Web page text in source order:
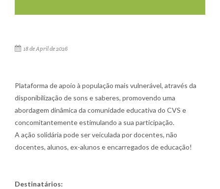
18 de April de 2026
Plataforma de apoio à população mais vulnerável, através da
disponibilização de sons e saberes, promovendo uma
abordagem dinâmica da comunidade educativa do CVS e
concomitantemente estimulando a sua participação.
A ação solidária pode ser veiculada por docentes, não
docentes, alunos, ex-alunos e encarregados de educação!
Destinatários: